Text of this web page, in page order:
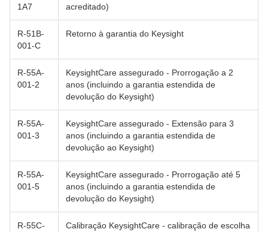
1A7
acreditado)
R-51B-
001-C
Retorno à garantia do Keysight
R-55A-
001-2
KeysightCare assegurado - Prorrogação a 2
anos (incluindo a garantia estendida de
devolução do Keysight)
R-55A-
001-3
KeysightCare assegurado - Extensão para 3
anos (incluindo a garantia estendida de
devolução ao Keysight)
R-55A-
001-5
KeysightCare assegurado - Prorrogação até 5
anos (incluindo a garantia estendida de
devolução do Keysight)
R-55C-
Calibração KeysightCare - calibração de escolha